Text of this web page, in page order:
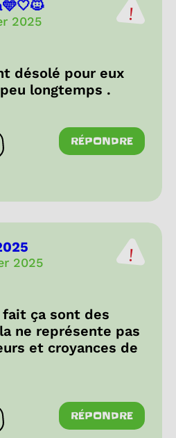
2025
désolé pour eux
longtemps .
les réactions
RÉPONDRE
2025
ça sont des
ne représente pas
et croyances de
les réactions
RÉPONDRE